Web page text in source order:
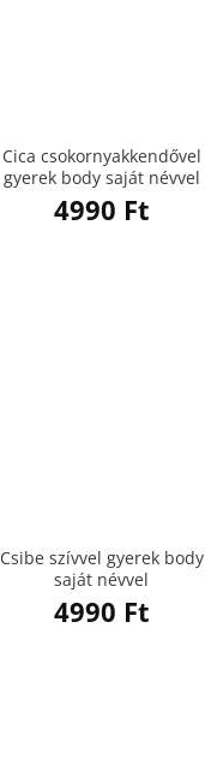
Cica csokornyakkendővel
gyerek body saját névvel
4990 Ft
Csibe szívvel gyerek body
saját névvel
4990 Ft